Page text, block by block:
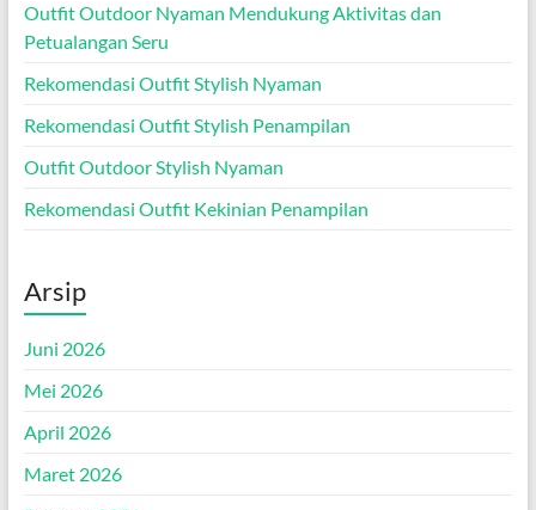
Outfit Outdoor Nyaman Mendukung Aktivitas dan
Petualangan Seru
Rekomendasi Outfit Stylish Nyaman
Rekomendasi Outfit Stylish Penampilan
Outfit Outdoor Stylish Nyaman
Rekomendasi Outfit Kekinian Penampilan
Arsip
Juni 2026
Mei 2026
April 2026
Maret 2026